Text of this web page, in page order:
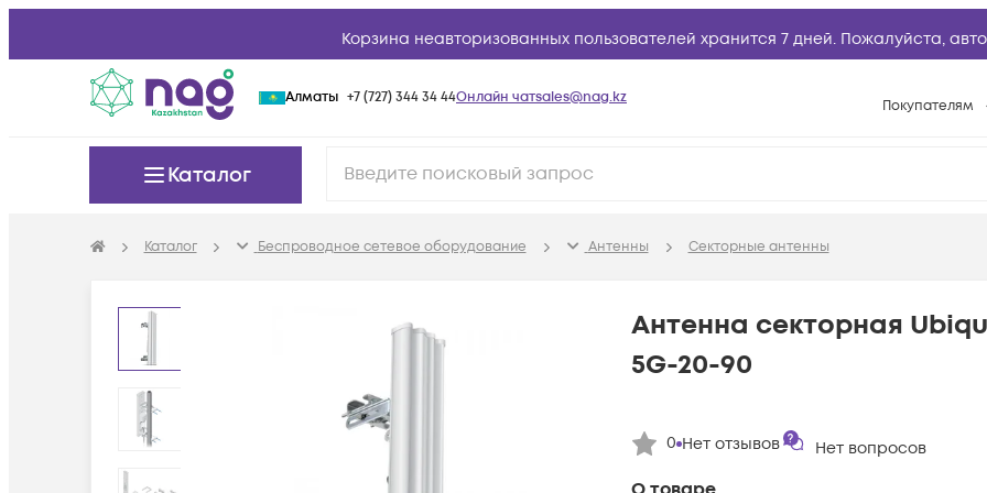
Корзина неавторизованных пользователей хранится 7 дней. Пожалуйста,
Алматы +7 (727) 344 34 44Онлайн чатsales@nag.kz Покупателям
Техническая
Каталог
Каталог Беспроводное сетевое оборудование Антенны Секторные антенны
Антенна секторная
5G-20-90
0 Нет отзывов Нет вопросов